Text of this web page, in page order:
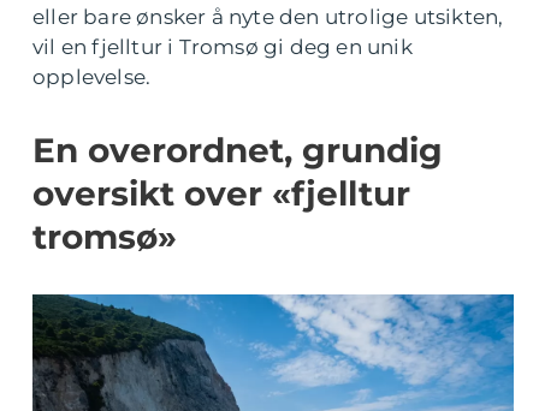
eller bare ønsker å nyte den utrolige utsikten,
vil en fjelltur i Tromsø gi deg en unik
opplevelse.
En overordnet, grundig
oversikt over «fjelltur
tromsø»